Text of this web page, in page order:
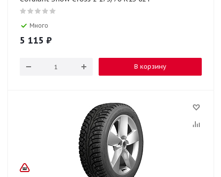
Много
5 115 ₽
В корзину